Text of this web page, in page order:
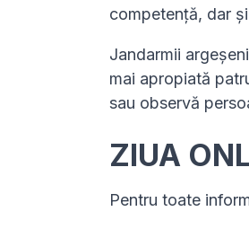
competență, dar
Jandarmii
mai apropiată
sau observă
ZIUA
Pentru toate